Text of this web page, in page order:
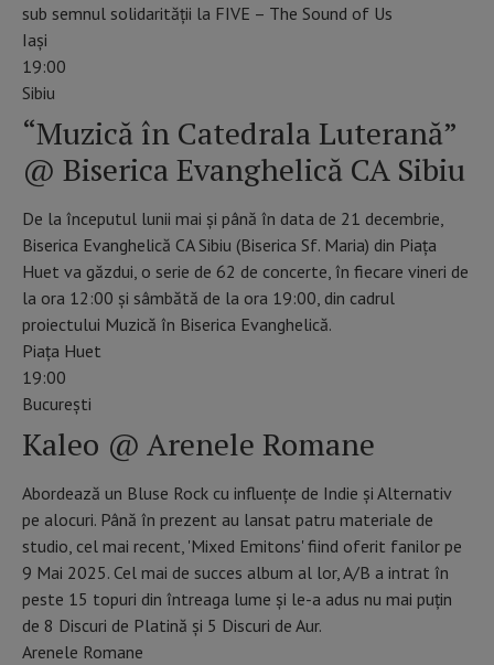
sub semnul solidarității la FIVE – The Sound of Us
Iaşi
19:00
Sibiu
“Muzică în Catedrala Luterană”
@ Biserica Evanghelică CA Sibiu
De la începutul lunii mai şi până în data de 21 decembrie,
Biserica Evanghelică CA Sibiu (Biserica Sf. Maria) din Piaţa
Huet va găzdui, o serie de 62 de concerte, în fiecare vineri de
la ora 12:00 și sâmbătă de la ora 19:00, din cadrul
proiectului Muzică în Biserica Evanghelică.
Piaţa Huet
19:00
Bucureşti
Kaleo @ Arenele Romane
Abordează un Bluse Rock cu influențe de Indie și Alternativ
pe alocuri. Până în prezent au lansat patru materiale de
studio, cel mai recent, 'Mixed Emitons' fiind oferit fanilor pe
9 Mai 2025. Cel mai de succes album al lor, A/B a intrat în
peste 15 topuri din întreaga lume și le-a adus nu mai puțin
de 8 Discuri de Platină și 5 Discuri de Aur.
Arenele Romane